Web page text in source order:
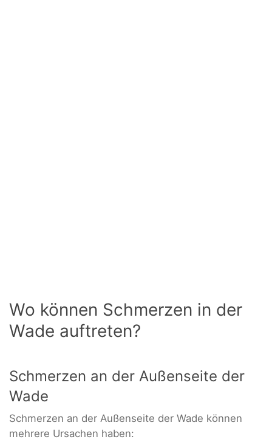
Wo können Schmerzen in der
Wade auftreten?
Schmerzen an der Außenseite der
Wade
Schmerzen an der Außenseite der Wade können
mehrere Ursachen haben: